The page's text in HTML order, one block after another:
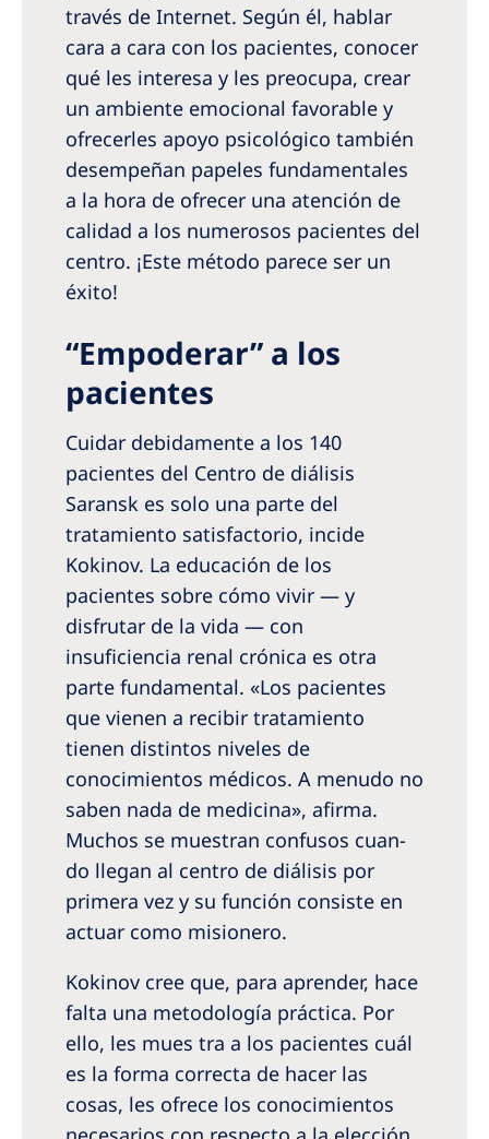
través de Internet. Según él, hablar
cara a cara con los pacientes, conocer
qué les interesa y les preocupa, crear
un ambiente emocional favorable y
ofrecerles apoyo psicológico también
desempeñan papeles fundamentales
a la hora de ofrecer una atención de
calidad a los numerosos pacientes del
centro. ¡Este método parece ser un
éxito!
“Empoderar” a los
pacientes
Cuidar debidamente a los 140
pacientes del Centro de diálisis
Saransk es solo una parte del
tratamiento satisfactorio, incide
Kokinov. La educación de los
pacientes sobre cómo vivir — y
disfrutar de la vida — con
insuficiencia renal crónica es otra
parte fundamental. «Los pacientes
que vienen a recibir tratamiento
tienen distintos niveles de
conocimientos médicos. A menudo no
saben nada de medicina», afirma.
Muchos se muestran confusos cuan­
do llegan al centro de diálisis por
primera vez y su función consiste en
actuar como misionero.
Kokinov cree que, para aprender, hace
falta una metodología práctica. Por
ello, les mues­ tra a los pacientes cuál
es la forma correcta de hacer las
cosas, les ofrece los conocimientos